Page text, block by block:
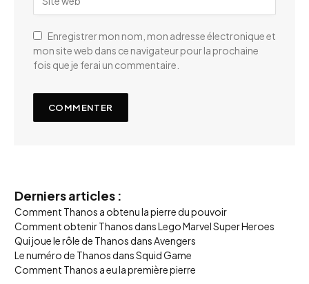
Enregistrer mon nom, mon adresse électronique et
mon site web dans ce navigateur pour la prochaine
fois que je ferai un commentaire.
Derniers articles :
Comment Thanos a obtenu la pierre du pouvoir
Comment obtenir Thanos dans Lego Marvel Super Heroes
Qui joue le rôle de Thanos dans Avengers
Le numéro de Thanos dans Squid Game
Comment Thanos a eu la première pierre